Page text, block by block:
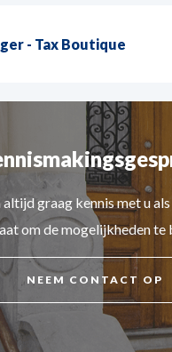
- Tax Boutique
graag kennis met u
om de mogelijkheden te
NEEM CONTACT OP